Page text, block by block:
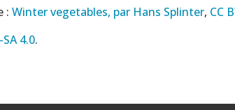
:Winter vegetables, par Hans Splinter, CC
SA 4.0.